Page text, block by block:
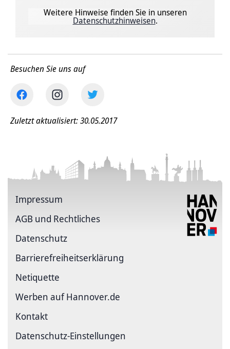
Weitere Hinweise finden Sie in unseren
Datenschutzhinweisen.
Besuchen Sie uns auf
Zuletzt aktualisiert: 30.05.2017
Impressum
AGB und Rechtliches
Datenschutz
Barriere­freiheits­erklärung
Netiquette
Werben auf Hannover.de
Kontakt
Datenschutz-Einstellungen